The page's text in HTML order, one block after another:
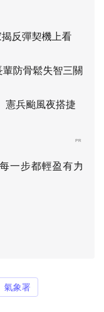
反彈契機上看
防骨鬆失智三關
憲兵颱風夜搭捷
PR
一步都輕盈有力
PR
氣象署